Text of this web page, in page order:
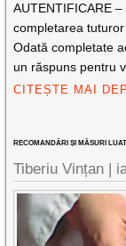
AUTENTIFICARE
completarea
Odată completate
un răspuns pentru
CITEȘTE MAI
RECOMANDĂRI ȘI MĂSURI
Tiberiu Vințan |